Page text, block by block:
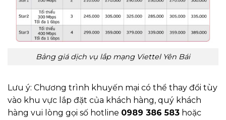
Bảng giá dịch vụ lắp mạng Viettel Yên Bái
Lưu ý: Chương trình khuyến mại có thể thay đổi tùy
vào khu vực lắp đặt của khách hàng, quý khách
hàng vui lòng gọi số hotline 0989 386 583 hoặc